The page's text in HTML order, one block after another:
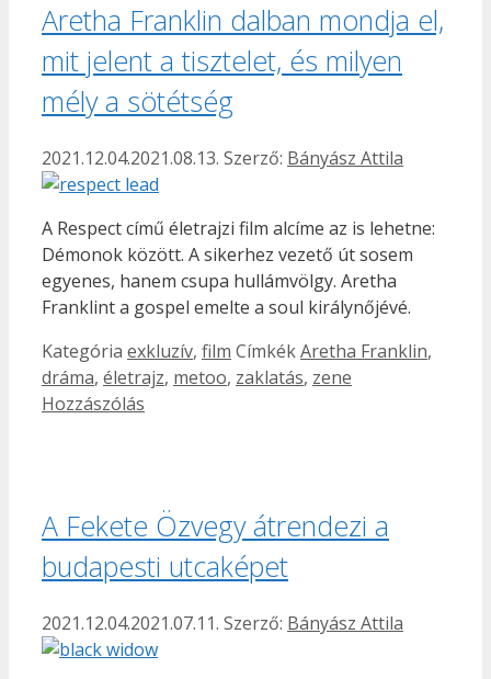
Aretha Franklin dalban mondja el,
mit jelent a tisztelet, és milyen
mély a sötétség
2021.12.04.2021.08.13. Szerző: Bányász Attila
A Respect című életrajzi film alcíme az is lehetne:
Démonok között. A sikerhez vezető út sosem
egyenes, hanem csupa hullámvölgy. Aretha
Franklint a gospel emelte a soul királynőjévé.
Kategória exkluzív, film CímkékAretha Franklin,
dráma, életrajz, metoo, zaklatás, zene
Hozzászólás
A Fekete Özvegy átrendezi a
budapesti utcaképet
2021.12.04.2021.07.11. Szerző: Bányász Attila